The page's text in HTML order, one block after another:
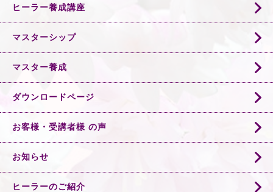
ヒーラー養成講座
マスターシップ
マスター養成
ダウンロードページ
お客様・受講者様 の声
お知らせ
ヒーラーのご紹介